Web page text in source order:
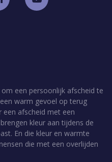
een persoonlijk afscheid te
warm gevoel op terug
een afscheid met een
kleur aan tijdens de
En die kleur en warmte
die met een overlijden